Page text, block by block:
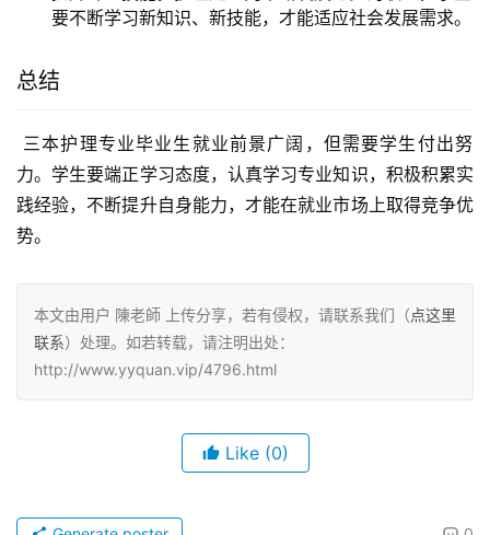
要不断学习新知识、新技能，才能适应社会发展需求。
总结
力。学生要端正学习态度，认真学习专业知识，积极积累实
践经验，不断提升自身能力，才能在就业市场上取得竞争优
势。
本文由用户 陳老師 上传分享，若有侵权，请联系我们（点这里
联系）处理。如若转载，请注明出处：
http://www.yyquan.vip/4796.html
Like (0)